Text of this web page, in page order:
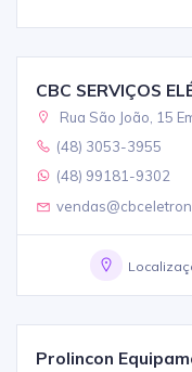
CBC SERVIÇOS
Rua São João, 15
(48) 3053-3955
(48) 99181-9302
Prolincon